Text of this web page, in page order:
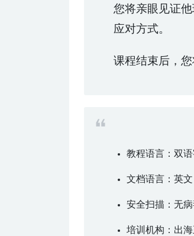
您将亲眼见证
应对方式。
课程结束后，
教程语言：双
文档语言：英
安全扫描：无
培训机构：出